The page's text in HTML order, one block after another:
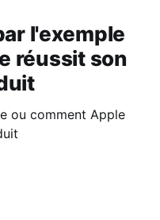
l'exemple
réussit son
ou comment Apple